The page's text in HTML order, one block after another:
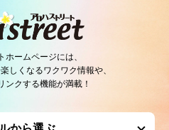
ホームページには、
しくなるワクワク情報や、
ンクする機能が満載！